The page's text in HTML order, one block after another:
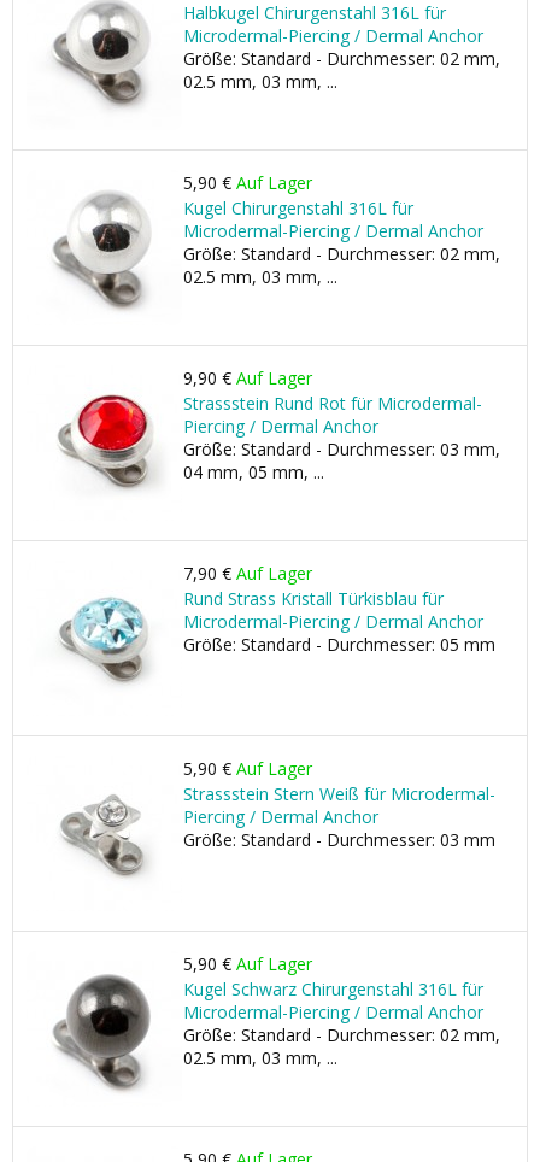
Halbkugel Chirurgenstahl 316L für
Microdermal-Piercing / Dermal Anchor
Größe: Standard - Durchmesser: 02 mm,
02.5 mm, 03 mm, ...
5,90 € Auf Lager
Kugel Chirurgenstahl 316L für
Microdermal-Piercing / Dermal Anchor
Größe: Standard - Durchmesser: 02 mm,
02.5 mm, 03 mm, ...
9,90 € Auf Lager
Strassstein Rund Rot für Microdermal-
Piercing / Dermal Anchor
Größe: Standard - Durchmesser: 03 mm,
04 mm, 05 mm, ...
7,90 € Auf Lager
Rund Strass Kristall Türkisblau für
Microdermal-Piercing / Dermal Anchor
Größe: Standard - Durchmesser: 05 mm
5,90 € Auf Lager
Strassstein Stern Weiß für Microdermal-
Piercing / Dermal Anchor
Größe: Standard - Durchmesser: 03 mm
5,90 € Auf Lager
Kugel Schwarz Chirurgenstahl 316L für
Microdermal-Piercing / Dermal Anchor
Größe: Standard - Durchmesser: 02 mm,
02.5 mm, 03 mm, ...